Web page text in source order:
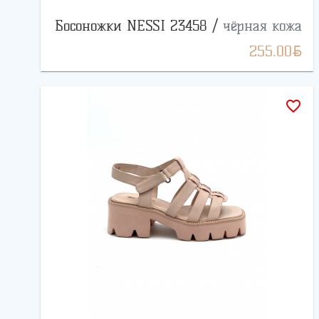
Босоножки NESSI 23458 / чёрная кожа
255.00BYN
favorite_border